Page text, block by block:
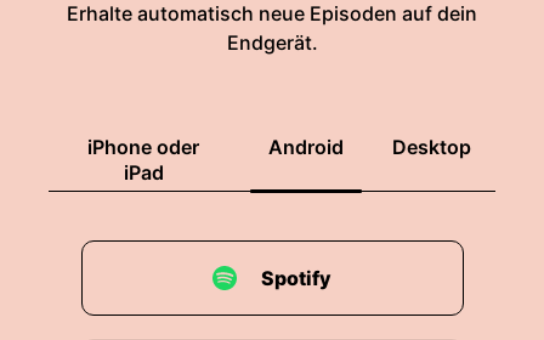
Erhalte automatisch neue Episoden auf dein
Endgerät.
iPhone oder
iPad
Android Desktop
Spotify